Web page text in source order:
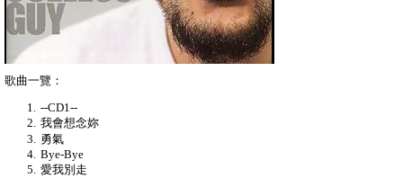
歌曲一覽：
--CD1--
我會想念妳
勇氣
Bye-Bye
愛我別走